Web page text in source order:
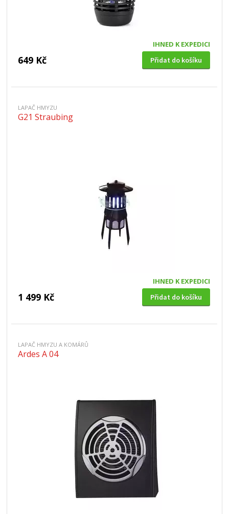
IHNED K EXPEDICI
649 Kč Přidat do košíku
LAPAČ HMYZU
G21 Straubing
IHNED K EXPEDICI
1 499 Kč Přidat do košíku
LAPAČ HMYZU A KOMÁRŮ
Ardes A 04